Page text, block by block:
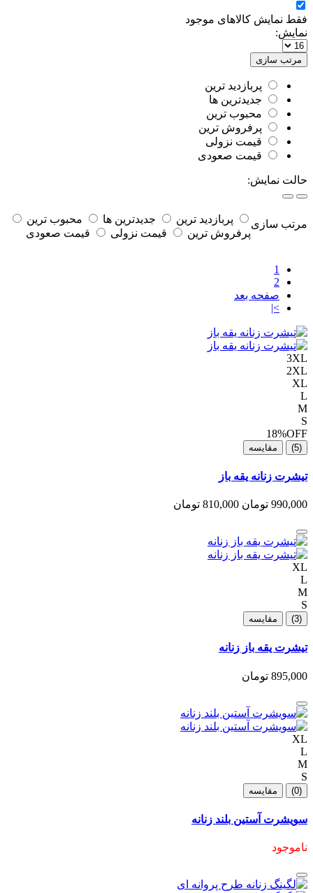
فقط نمایش کالاهای موجود
نمایش:
مرتب سازی
پربازدید ترین
جدیدترین ها
محبوب ترین
پرفروش ترین
قیمت نزولی
قیمت صعودی
حالت نمایش:
مرتب سازی پربازدید ترین جدیدترین ها
محبوب ترین
پرفروش ترین
قیمت نزولی قیمت صعودی
1
2
صفحه بعد
>|
3XL
2XL
XL
L
M
S
18%OFF
(5) مقایسه
تیشرت زنانه یقه باز
990,000 تومان 810,000 تومان
XL
L
M
S
(3) مقایسه
تیشرت یقه باز زنانه
895,000 تومان
XL
L
M
S
(0) مقایسه
سویشرت آستین بلند زنانه
ناموجود